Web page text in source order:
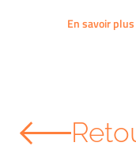
En savoir plus